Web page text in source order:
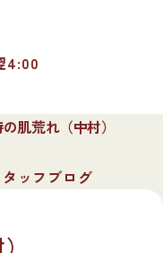
4:00
肌荒れ（中村）
ッフブログ